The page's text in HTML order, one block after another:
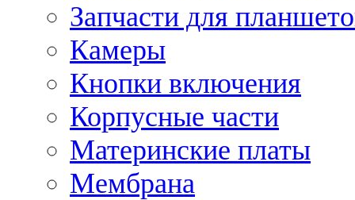
Запчасти для
Камеры
Кнопки включения
Корпусные части
Материнские платы
Мембрана